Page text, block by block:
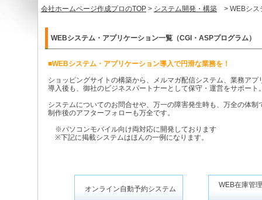
会社ホームページ作成プロのTOP > システム開発・構築 > WEBシス
WEBシステム・アプリケーション一覧（CGI・ASPプログラム）
■WEBシステム・アプリケーション導入で円滑な業務を！
ショッピングサイトの構築から、メルマガ配信システム、業務アプ
導入後も、御社のビジネスパートナーとして保守・運営をサポート
システムについてのお問合せや、万一の障害発生時も、万全の体制
制作後のアフターフォローも万全です。
※パソコンモバイル向け両対応に開発しております
※下記に掲載システムはほんの一例になります。
オンライン自動予約システム WEB在庫管